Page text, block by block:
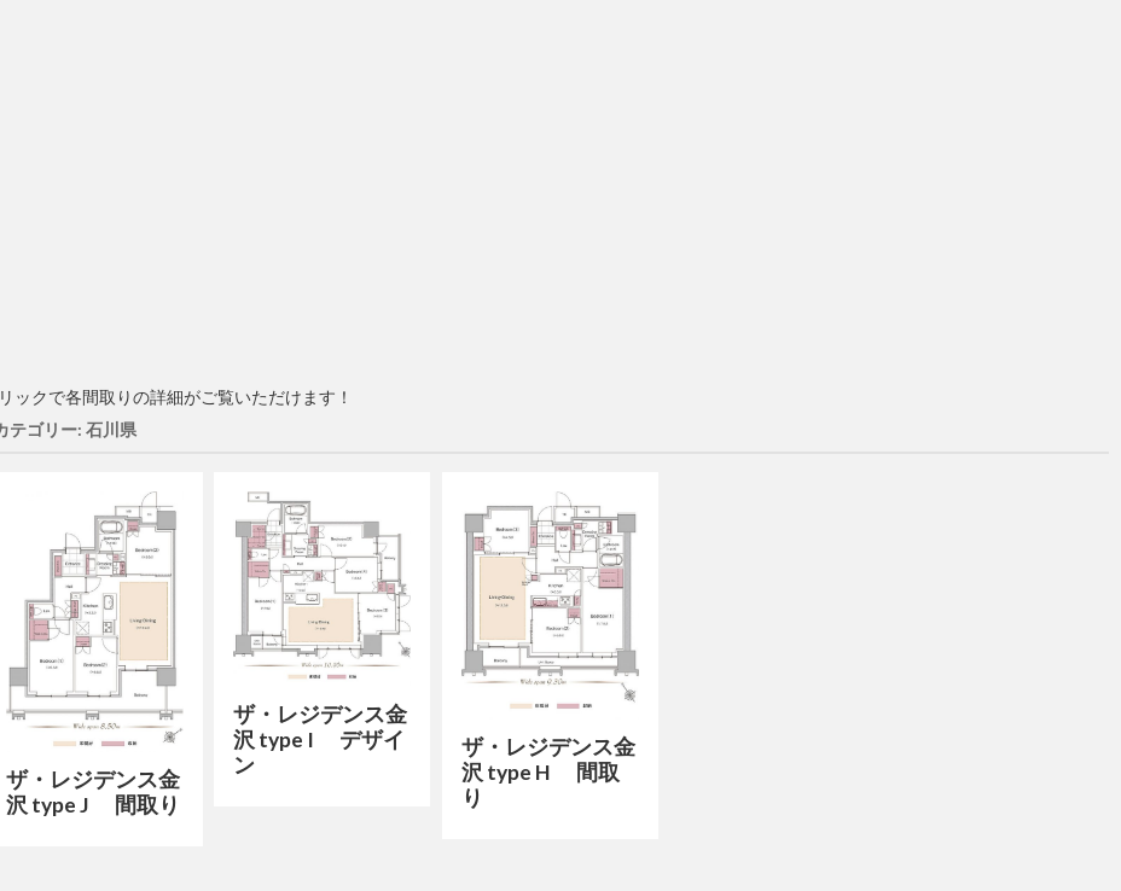
ックで各間取りの詳細がご覧いただけます！
テゴリー: 石川県
ザ・レジデンス金
沢 type J 間取り
ザ・レジデンス金
沢 type I デザイ
ン
ザ・レジデンス金
沢 type H 間取
り